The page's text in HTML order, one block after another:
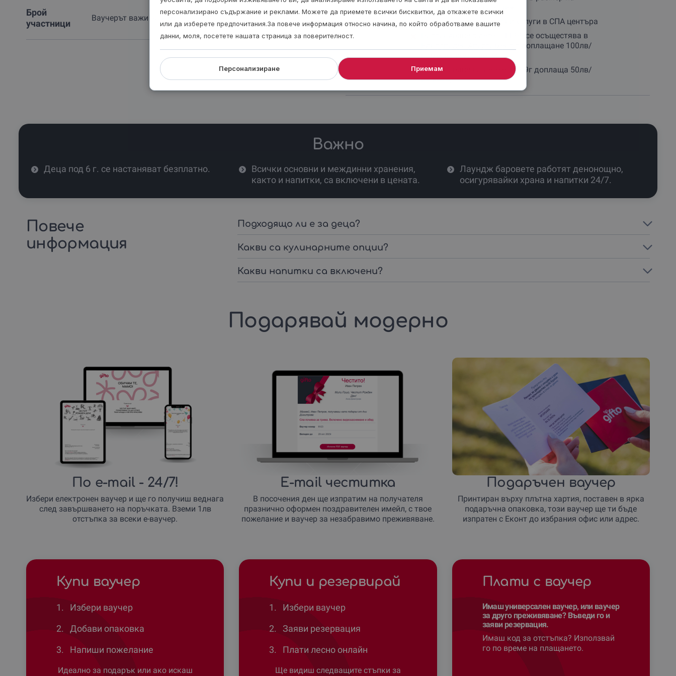
Брой
участници
Ваучерът важи за 2-ма.
Масажи и допълнителни услуги в СПА центъра
Настаняване с дете 0-11.99 се осъщестява в
Едноспален Апартамент с доплащане 100лв/
помещение/на вечер
Настаняване на дете 6-11.99г доплаща 50лв/
на вечер
Важно
Деца под 6 г. се настаняват безплатно.
Всички основни и междинни хранения,
както и напитки, са включени в цената.
Лаундж баровете работят денонощно,
осигурявайки храна и напитки 24/7.
Повече
информация
Подходящо ли е за деца?
Какви са кулинарните опции?
Какви напитки са включени?
Подарявай модерно
По e-mail- 24/7!
Избери електронен ваучер и ще го получиш веднага
след завършването на поръчката. Вземи 1лв
отстъпка за всеки е-ваучер.
E-mail честитка
В посочения ден ще изпратим на получателя
празнично оформен поздравителен имейл, с твое
пожелание и ваучер за незабравимо преживяване.
Подаръчен ваучер
Принтиран върху плътна хартия, поставен в ярка
подаръчна опаковка, този ваучер ще ти бъде
изпратен с Еконт до избрания офис или адрес.
Купи ваучер
1.
Избери ваучер
2.
Добави опаковка
3.
Напиши пожелание
Идеално за подарък или ако искаш
Купи и резервирай
1.
Избери ваучер
2.
Заяви резервация
3.
Плати лесно онлайн
Ще видиш следващите стъпки за
Плати с ваучер
Имаш универсален ваучер, или ваучер
за друго преживяване? Въведи го и
заяви резервация.
Имаш код за отстъпка? Използвай
го по време на плащането.
персонализирано съдържание и реклами. Можете да приемете всички бисквитки, да откажете всички
или да изберете предпочитания.За повече информация относно начина, по който обработваме вашите
данни, моля, посетете нашата страница за поверителност.
Персонализиране Приемам